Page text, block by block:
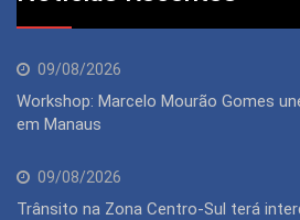
09/08/2026
Workshop: Marcelo Mourão Gomes
em Manaus
09/08/2026
Trânsito na Zona Centro-Sul terá